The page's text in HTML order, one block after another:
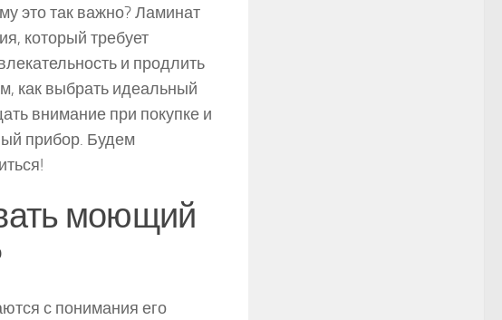
это так важно? Ламинат
который требует
и продлить
как выбрать идеальный
внимание при покупке и
прибор. Будем
моющий
с понимания его